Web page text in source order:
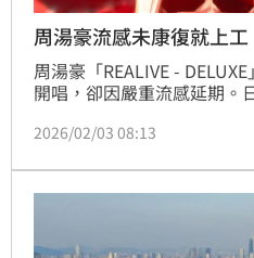
周湯豪流感未康復就上
周湯豪「REALIVE -
開唱，卻因嚴重流感延期。
家」，並幽默笑說：「我雖
2026/02/03 08:13